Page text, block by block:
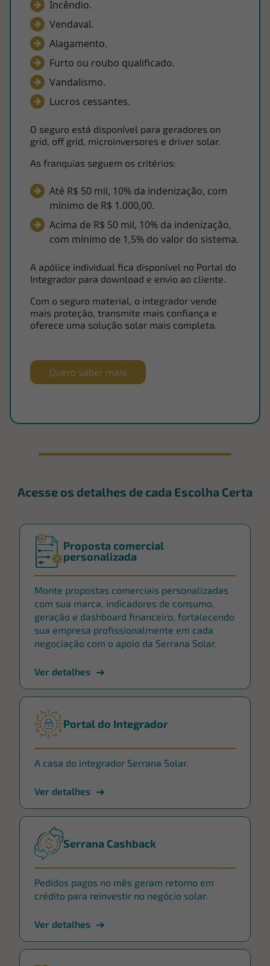
Incêndio.
Vendaval.
Alagamento.
Furto ou roubo qualificado.
Vandalismo.
Lucros cessantes.
O seguro está disponível para geradores on
grid, off grid, microinversores e driver solar.
As franquias seguem os critérios:
Até R$ 50 mil, 10% da indenização, com
mínimo de R$ 1.000,00.
Acima de R$ 50 mil, 10% da indenização,
com mínimo de 1,5% do valor do sistema.
A apólice individual fica disponível no Portal do
Integrador para download e envio ao cliente.
Com o seguro material, o integrador vende
mais proteção, transmite mais confiança e
oferece uma solução solar mais completa.
Quero saber mais
Acesse os detalhes de cada Escolha Certa
Proposta comercial
personalizada
Monte propostas comerciais personalizadas
com sua marca, indicadores de consumo,
geração e dashboard financeiro, fortalecendo
sua empresa profissionalmente em cada
negociação com o apoio da Serrana Solar.
Ver detalhes
Portal do Integrador
A casa do integrador Serrana Solar.
Ver detalhes
Serrana Cashback
Pedidos pagos no mês geram retorno em
crédito para reinvestir no negócio solar.
Ver detalhes